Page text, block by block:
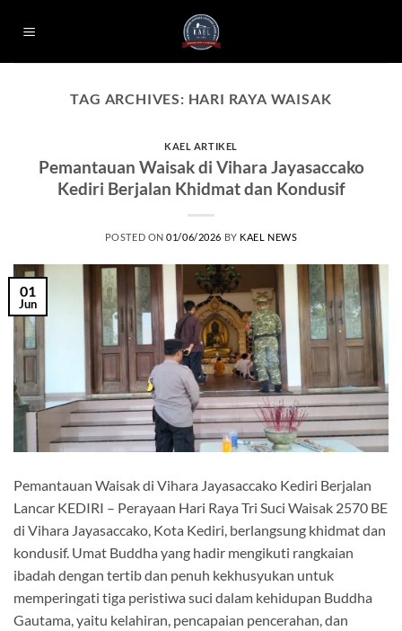
TAG ARCHIVES: HARI RAYA WAISAK
KAEL ARTIKEL
Pemantauan Waisak di Vihara Jayasaccako
Kediri Berjalan Khidmat dan Kondusif
POSTED ON01/06/2026 BY KAEL NEWS
01
Jun
Pemantauan Waisak di Vihara Jayasaccako Kediri Berjalan
Lancar KEDIRI – Perayaan Hari Raya Tri Suci Waisak 2570 BE
di Vihara Jayasaccako, Kota Kediri, berlangsung khidmat dan
kondusif. Umat Buddha yang hadir mengikuti rangkaian
ibadah dengan tertib dan penuh kekhusyukan untuk
memperingati tiga peristiwa suci dalam kehidupan Buddha
Gautama, yaitu kelahiran, pencapaian pencerahan, dan